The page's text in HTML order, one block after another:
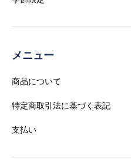
メニュー
商品について
特定商取引法に基づく表記
支払い